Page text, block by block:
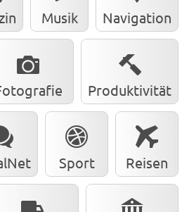
Musik Navigation
Produktivität
Sport Reisen